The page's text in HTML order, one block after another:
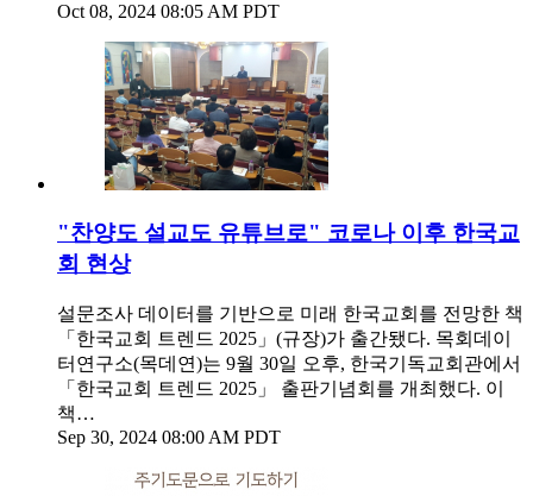
Oct 08, 2024 08:05 AM PDT
"찬양도 설교도 유튜브로" 코로나 이후 한국교
회 현상
설문조사 데이터를 기반으로 미래 한국교회를 전망한 책
「한국교회 트렌드 2025」(규장)가 출간됐다. 목회데이
터연구소(목데연)는 9월 30일 오후, 한국기독교회관에서
「한국교회 트렌드 2025」 출판기념회를 개최했다. 이
책…
Sep 30, 2024 08:00 AM PDT